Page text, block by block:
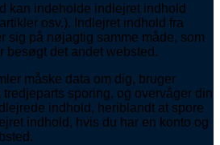
kan indeholde indlejret indhold
osv.). Indlejret indhold fra
sig på nøjagtig samme måde, som
besøgt det andet websted.
måske data om dig, bruger
sporing, og overvåger din
indhold, heriblandt at spore
indhold, hvis du har en konto og